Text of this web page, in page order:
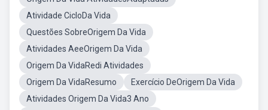
Atividade CicloDa Vida
Questões SobreOrigem Da Vida
Atividades AeeOrigem Da Vida
Origem Da VidaRedi Atividades
Origem Da VidaResumo
Exercício DeOrigem Da Vida
Atividades Origem Da Vida3 Ano